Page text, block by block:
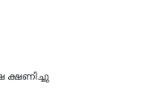
ക്ഷണിച്ചു